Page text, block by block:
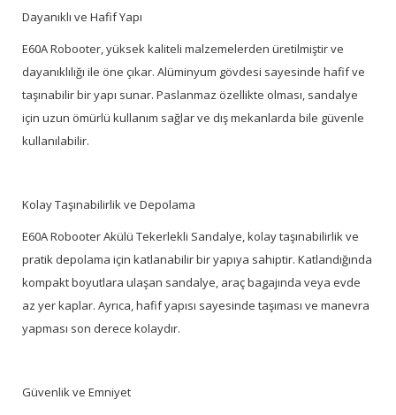
Dayanıklı ve Hafif Yapı
E60A Robooter, yüksek kaliteli malzemelerden üretilmiştir ve
dayanıklılığı ile öne çıkar. Alüminyum gövdesi sayesinde hafif ve
taşınabilir bir yapı sunar. Paslanmaz özellikte olması, sandalye
için uzun ömürlü kullanım sağlar ve dış mekanlarda bile güvenle
kullanılabilir.
Kolay Taşınabilirlik ve Depolama
E60A Robooter Akülü Tekerlekli Sandalye, kolay taşınabilirlik ve
pratik depolama için katlanabilir bir yapıya sahiptir. Katlandığında
kompakt boyutlara ulaşan sandalye, araç bagajında veya evde
az yer kaplar. Ayrıca, hafif yapısı sayesinde taşıması ve manevra
yapması son derece kolaydır.
Güvenlik ve Emniyet